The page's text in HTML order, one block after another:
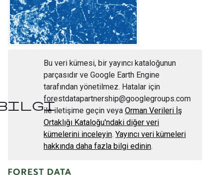
Bu veri kümesi, bir yayıncı kataloğunun
parçasıdır ve Google Earth Engine
tarafından yönetilmez. Hatalar için
forestdatapartnership@googlegroups.com
ile iletişime geçin veya Orman Verileri İş
Ortaklığı Kataloğu'ndaki diğer veri
kümelerini inceleyin. Yayıncı veri kümeleri
hakkında daha fazla bilgi edinin.